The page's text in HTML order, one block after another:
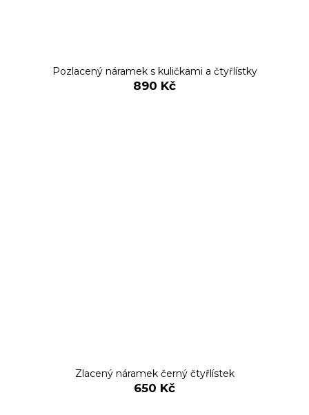
Pozlacený náramek s kuličkami a čtyřlístky
890 Kč
Zlacený náramek černý čtyřlístek
650 Kč